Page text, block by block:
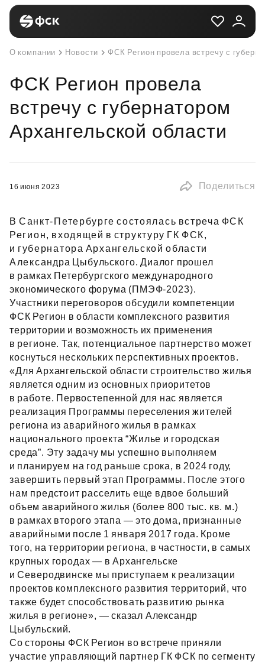
О компании Новости ФСК Регион провела встречу с
ФСК Регион провела
встречу с губернатором
Архангельской области
16 июня 2023 Поделиться
В Санкт‑Петербурге состоялась встреча ФСК
Регион, входящей в структуру ГК ФСК,
и губернатора Архангельской области
Александра Цыбульского. Диалог прошел
в рамках Петербургского международного
экономического форума (ПМЭФ‑2023).
Участники переговоров обсудили компетенции
ФСК Регион в области комплексного развития
территории и возможность их применения
в регионе. Так, потенциальное партнерство может
коснуться нескольких перспективных проектов.
«Для Архангельской области строительство жилья
является одним из основных приоритетов
в работе. Первостепенной для нас является
реализация Программы переселения жителей
региона из аварийного жилья в рамках
национального проекта “Жилье и городская
среда”. Эту задачу мы успешно выполняем
и планируем на год раньше срока, в 2024 году,
завершить первый этап Программы. После этого
нам предстоит расселить еще вдвое больший
объем аварийного жилья (более 800 тыс. кв. м.)
в рамках второго этапа — это дома, признанные
аварийными после 1 января 2017 года. Кроме
того, на территории региона, в частности, в самых
крупных городах — в Архангельске
и Северодвинске мы приступаем к реализации
проектов комплексного развития территорий, что
также будет способствовать развитию рынка
жилья в регионе», — сказал Александр
Цыбульский.
Со стороны ФСК Регион во встрече приняли
участие управляющий партнер ГК ФСК по сегменту